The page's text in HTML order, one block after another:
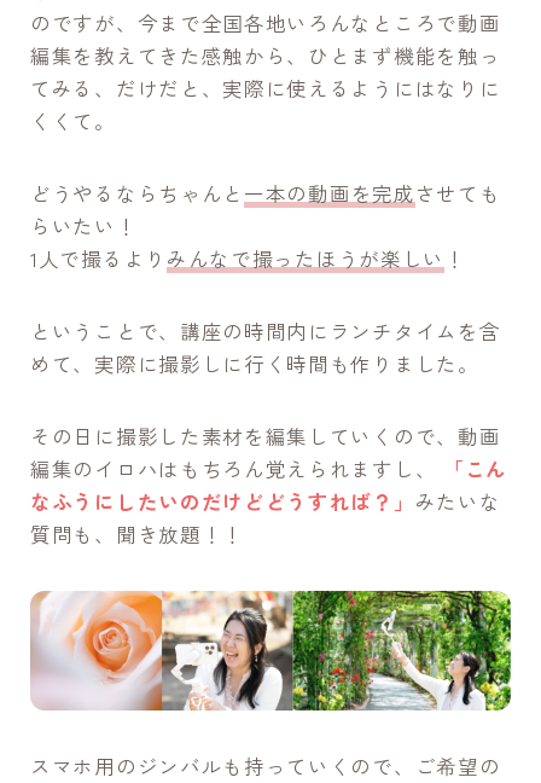
のですが、今まで全国各地いろんなところで動画
編集を教えてきた感触から、ひとまず機能を触っ
てみる、だけだと、実際に使えるようにはなりに
くくて。
どうやるならちゃんと 一本の動画を完成させても
らいたい！
1人で撮るより みんなで撮ったほうが楽しい ！
ということで、講座の時間内にランチタイムを含
めて、実際に撮影しに行く時間も作りました。
その日に撮影した素材を編集していくので、動画
編集のイロハはもちろん覚えられますし、
「こん
なふうにしたいのだけどどうすれば？」 みたいな
質問も、聞き放題！！
スマホ用のジンバルも持っていくので、ご希望の